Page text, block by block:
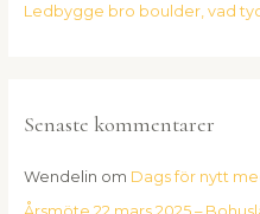
Ledbygge bro boulder, vad
Senaste kommentarer
Wendelin om Dags för nytt